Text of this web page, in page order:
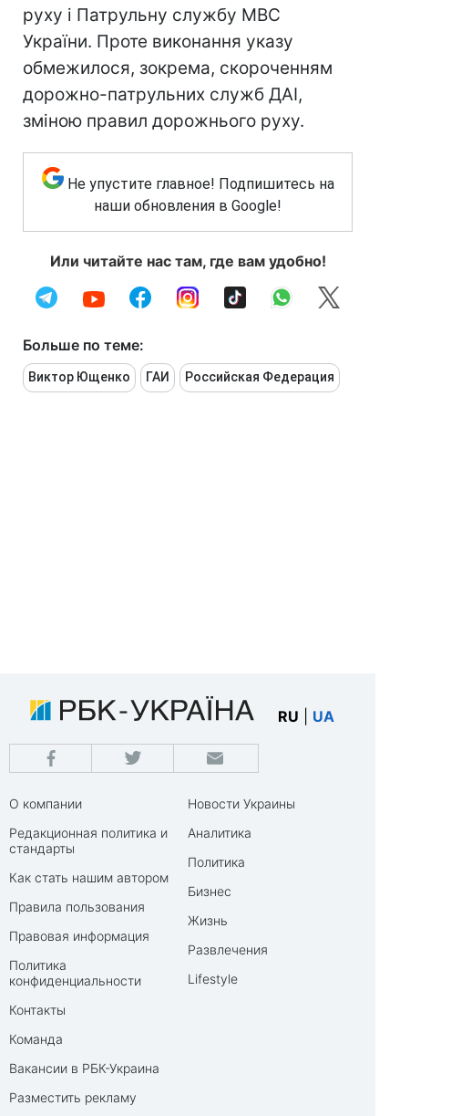
руху і Патрульну службу МВС
України. Проте виконання указу
обмежилося, зокрема, скороченням
дорожно-патрульних служб ДАІ,
зміною правил дорожнього руху.
Не упустите главное! Подпишитесь на
наши обновления в Google!
Или читайте нас там, где вам удобно!
Больше по теме:
Виктор Ющенко ГАИ Российская Федерация
RU UA
О компании
Редакционная политика и
стандарты
Как стать нашим автором
Правила пользования
Правовая информация
Политика
конфиденциальности
Контакты
Команда
Вакансии в РБК-Украина
Разместить рекламу
Новости Украины
Аналитика
Политика
Бизнес
Жизнь
Развлечения
Lifestyle